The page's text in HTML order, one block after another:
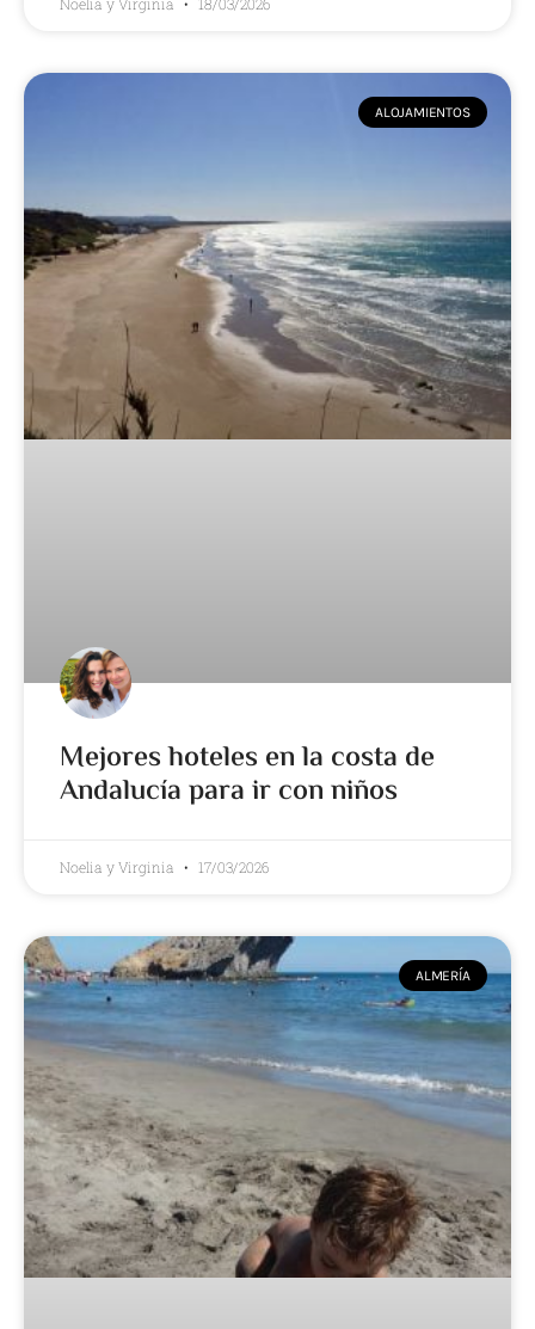
ALOJAMIENTOS
Mejores hoteles en la costa de
Andalucía para ir con niños
Noelia y Virginia 17/03/2026
ALMERÍA